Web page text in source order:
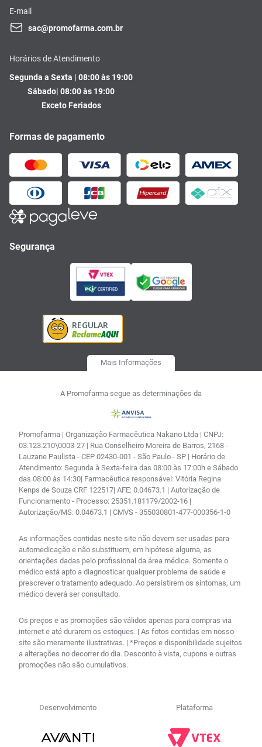
E-mail
sac@promofarma.com.br
Horários de Atendimento
Segunda a Sexta | 08:00 às 19:00
Sábado| 08:00 às 19:00
Exceto Feriados
Formas de pagamento
Segurança
Mais Informações
A Promofarma segue as determinações da
Promofarma | Organização Farmacêutica Nakano Ltda | CNPJ:
03.123.210\0003-27 | Rua Conselheiro Moreira de Barros, 2168 -
Lauzane Paulista - CEP 02430-001 - São Paulo - SP | Horário de
Atendimento: Segunda à Sexta-feira das 08:00 às 17:00h e Sábado
das 08:00 às 14:30| Farmacêutica responsável: Vitória Regina
Kenps de Souza CRF 122517| AFE: 0.04673.1 | Autorização de
Funcionamento - Processo: 25351.181179/2002-16 |
Autorização/MS: 0.04673.1 | CMVS - 355030801-477-000356-1-0
As informações contidas neste site não devem ser usadas para
automedicação e não substituem, em hipótese alguma, as
orientações dadas pelo profissional da área médica. Somente o
médico está apto a diagnosticar qualquer problema de saúde e
prescrever o tratamento adequado. Ao persistirem os sintomas, um
médico deverá ser consultado.
Os preços e as promoções são válidos apenas para compras via
internet e até durarem os estoques. | As fotos contidas em nosso
site são meramente ilustrativas. | *Preços e disponibilidade sujeitos
a alterações no decorrer do dia. Desconto à vista, cupons e outras
promoções não são cumulativos.
Desenvolvimento Plataforma